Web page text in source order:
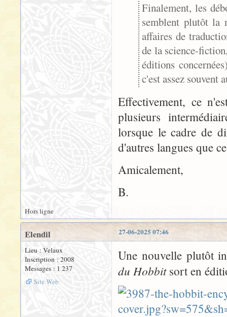
Finalement, les
semblent plutôt la
affaires de
de la science-
éditions
c'est assez souvent
Effectivement, ce
plusieurs
lorsque le cadre de
d'autres langues que
Amicalement,
B.
Hors ligne
27-06-2025 07:46
Elendil
Lieu : Velaux
Inscription : 2008
Messages : 1 237
Site Web
Une nouvelle plutôt
du Hobbitsort en